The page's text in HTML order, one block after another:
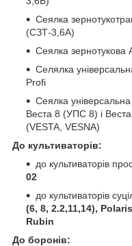
Сеялка
(СЗТ-3,6А)
Сеялка
Селялка
Profi
Сеялка
Веста 8 (УПС 8) і
(VESTA, VESNA)
До культиваторів:
до культиваторів
02
до культиваторів
(6, 8, 2.2,11,14),
Rubin
До боронів: